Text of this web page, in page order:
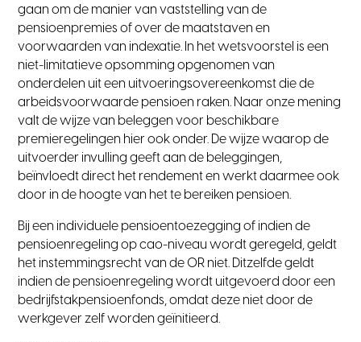
gaan om de manier van vaststelling van de
pensioenpremies of over de maatstaven en
voorwaarden van indexatie. In het wetsvoorstel is een
niet-limitatieve opsomming opgenomen van
onderdelen uit een uitvoeringsovereenkomst die de
arbeidsvoorwaarde pensioen raken. Naar onze mening
valt de wijze van beleggen voor beschikbare
premieregelingen hier ook onder. De wijze waarop de
uitvoerder invulling geeft aan de beleggingen,
beïnvloedt direct het rendement en werkt daarmee ook
door in de hoogte van het te bereiken pensioen.
Bij een individuele pensioentoezegging of indien de
pensioenregeling op cao-niveau wordt geregeld, geldt
het instemmingsrecht van de OR niet. Ditzelfde geldt
indien de pensioenregeling wordt uitgevoerd door een
bedrijfstakpensioenfonds, omdat deze niet door de
werkgever zelf worden geïnitieerd.